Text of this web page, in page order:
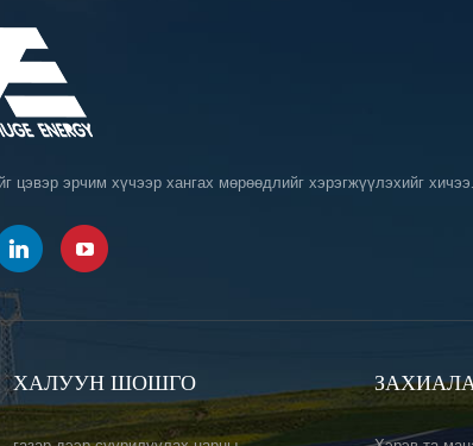
эрчим хүчээр хангах мөрөөдлийг хэрэгжүүлэхийг хичээ.
ХАЛУУН ШОШГО